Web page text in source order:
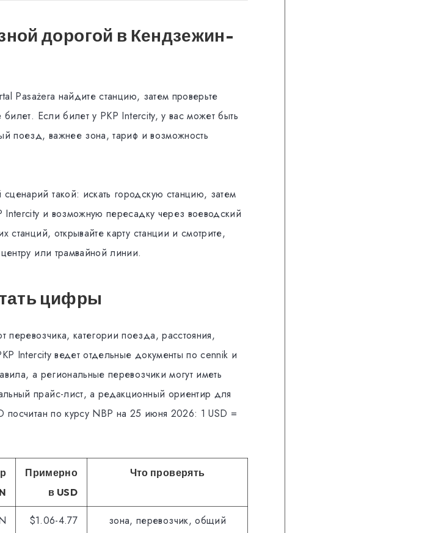
дорогой в Кендзежин-
Pasażera найдите станцию, затем проверьте
билет. Если билет у PKP Intercity, у вас может быть
поезд, важнее зона, тариф и возможность
такой: искать городскую станцию, затем
Intercity и возможную пересадку через воеводский
открывайте карту станции и смотрите,
или трамвайной линии.
цифры
категории поезда, расстояния,
Intercity ведет отдельные документы по cennik и
а региональные перевозчики могут иметь
прайс-лист, а редакционный ориентир для
посчитан по курсу NBP на 25 июня 2026: 1 USD =
Примерно
в USD
Что проверять
$1.06-4.77
зона, перевозчик, общий